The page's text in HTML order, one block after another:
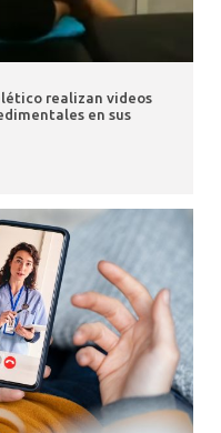
realizan videos
en sus